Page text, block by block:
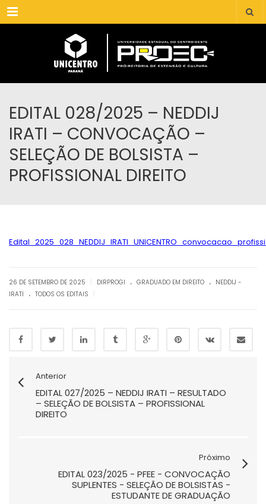
Menu
EDITAL 028/2025 – NEDDIJ
IRATI – CONVOCAÇÃO –
SELEÇÃO DE BOLSISTA –
PROFISSIONAL DIREITO
26 DE SETEMBRO DE 2025 DIRPROGI . GRADUADO EM DIREITO . NEDDIJ -
IRATI
. TODOS OS EDITAIS
Anterior
EDITAL 027/2025 – NEDDIJ IRATI – RESULTADO
– SELEÇÃO DE BOLSISTA – PROFISSIONAL
DIREITO
Próximo
EDITAL 023/2025 - PFEE - CONVOCAÇÃO
SUPLENTES - SELEÇÃO DE BOLSISTAS -
ESTUDANTE DE GRADUAÇÃO